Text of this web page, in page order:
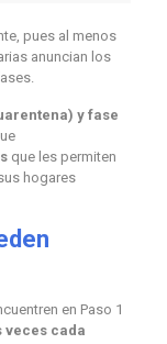
pues al menos
anuncian los
y fase
que les permiten
hogares
en Paso 1
veces cada